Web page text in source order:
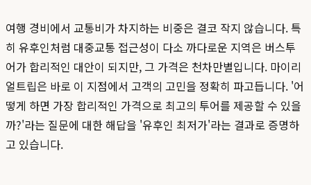
여행 경비에서 교통비가 차지하는 비중은 결코 작지 않습니다. 특
히 유후인처럼 대중교통 접근성이 다소 까다로운 지역은 버스투
어가 합리적인 대안이 되지만, 그 가격은 천차만별입니다. 마이리
얼트립은 바로 이 지점에서 고객의 고민을 정확히 파고듭니다. '어
떻게 하면 가장 합리적인 가격으로 최고의 투어를 제공할 수 있을
까?'라는 질문에 대한 해답을 '유후인 최저가'라는 결과로 증명하
고 있습니다.